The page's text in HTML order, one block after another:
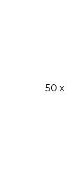
50 x